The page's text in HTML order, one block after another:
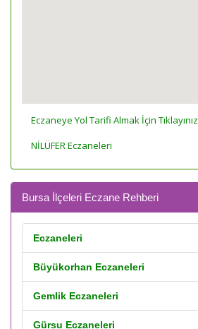
Eczaneye Yol Tarifi Almak İçin Tıklayınız
NİLÜFER Eczaneleri
Bursa İlçeleri Eczane Rehberi
Eczaneleri
Büyükorhan Eczaneleri
Gemlik Eczaneleri
Gürsu Eczaneleri